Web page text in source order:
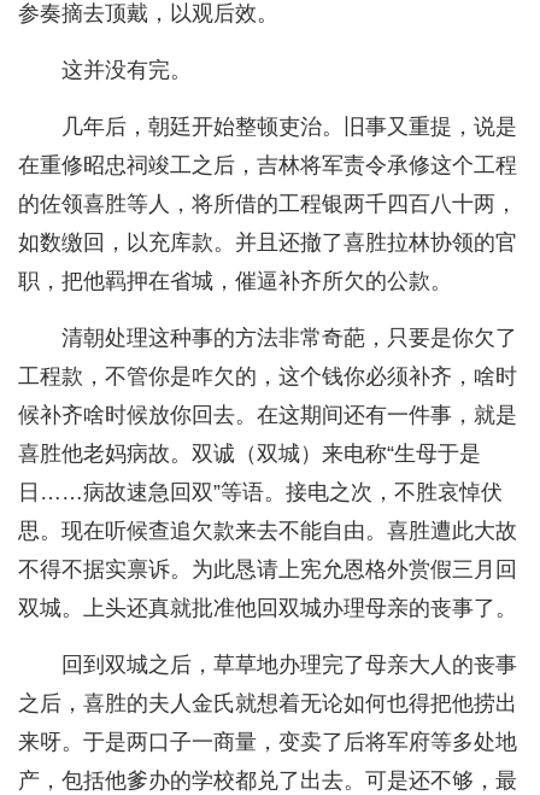
参奏摘去顶戴，以观后效。
这并没有完。
几年后，朝廷开始整顿吏治。旧事又重提，说是
在重修昭忠祠竣工之后，吉林将军责令承修这个工程
的佐领喜胜等人，将所借的工程银两千四百八十两，
如数缴回，以充库款。并且还撤了喜胜拉林协领的官
职，把他羁押在省城，催逼补齐所欠的公款。
清朝处理这种事的方法非常奇葩，只要是你欠了
工程款，不管你是咋欠的，这个钱你必须补齐，啥时
候补齐啥时候放你回去。在这期间还有一件事，就是
喜胜他老妈病故。双诚（双城）来电称“生母于是
日……病故速急回双”等语。接电之次，不胜哀悼伏
思。现在听候查追欠款来去不能自由。喜胜遭此大故
不得不据实禀诉。为此恳请上宪允恩格外赏假三月回
双城。上头还真就批准他回双城办理母亲的丧事了。
回到双城之后，草草地办理完了母亲大人的丧事
之后，喜胜的夫人金氏就想着无论如何也得把他捞出
来呀。于是两口子一商量，变卖了后将军府等多处地
产，包括他爹办的学校都兑了出去。可是还不够，最